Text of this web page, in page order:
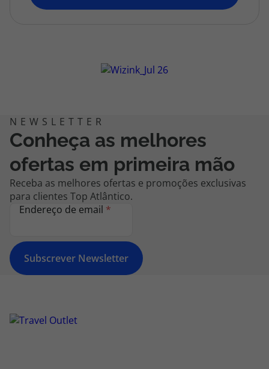
topatlantico@topatlantico.com
Conheça as melhores
ofertas em primeira mão
Receba as melhores ofertas e promoções exclusivas
para clientes Top Atlântico.
Endereço de email *
Subscrever Newsletter